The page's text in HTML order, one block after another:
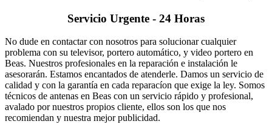
Servicio Urgente - 24 Horas
No dude en contactar con nosotros para solucionar cualquier
problema con su televisor, portero automático, y video portero en
Beas. Nuestros profesionales en la reparación e instalación le
asesorarán. Estamos encantados de atenderle. Damos un servicio de
calidad y con la garantía en cada reparacíon que exige la ley. Somos
técnicos de antenas en Beas con un servicio rápido y profesional,
avalado por nuestros propios cliente, ellos son los que nos
recomiendan y nuestra mejor publicidad.